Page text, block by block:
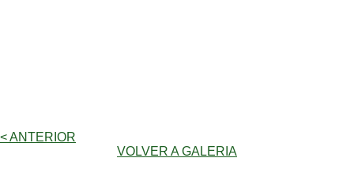
< ANTERIOR
VOLVER A GALERIA